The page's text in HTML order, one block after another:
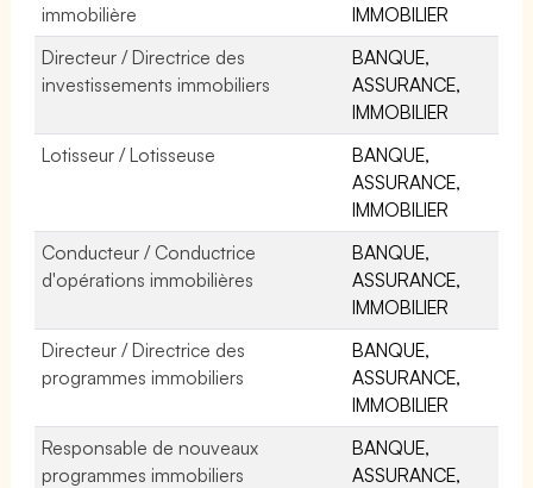
immobilière
IMMOBILIER
Directeur / Directrice des
investissements immobiliers
BANQUE,
ASSURANCE,
IMMOBILIER
Lotisseur / Lotisseuse
BANQUE,
ASSURANCE,
IMMOBILIER
Conducteur / Conductrice
d'opérations immobilières
BANQUE,
ASSURANCE,
IMMOBILIER
Directeur / Directrice des
programmes immobiliers
BANQUE,
ASSURANCE,
IMMOBILIER
Responsable de nouveaux
programmes immobiliers
BANQUE,
ASSURANCE,